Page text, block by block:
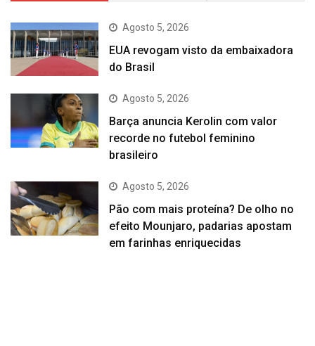
Agosto 5, 2026
EUA revogam visto da embaixadora
do Brasil
Agosto 5, 2026
Barça anuncia Kerolin com valor
recorde no futebol feminino
brasileiro
Agosto 5, 2026
Pão com mais proteína? De olho no
efeito Mounjaro, padarias apostam
em farinhas enriquecidas